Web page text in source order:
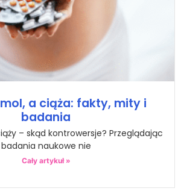
a ciąża: fakty, mity i
badania
– skąd kontrowersje? Przeglądając
badania naukowe nie
Cały artykuł »